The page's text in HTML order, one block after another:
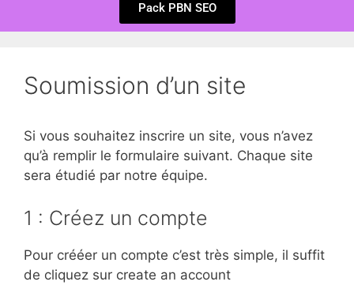
Pack PBN SEO
Soumission d’un site
Si vous souhaitez inscrire un site, vous n’avez
qu’à remplir le formulaire suivant. Chaque site
sera étudié par notre équipe.
1 : Créez un compte
Pour crééer un compte c’est très simple, il suffit
de cliquez sur create an account